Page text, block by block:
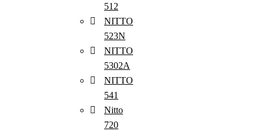
512
NITTO
523N
NITTO
5302A
NITTO
541
Nitto
720